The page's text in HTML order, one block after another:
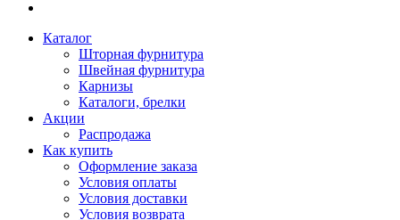
Каталог
Шторная фурнитура
Швейная фурнитура
Карнизы
Каталоги, брелки
Акции
Распродажа
Как купить
Оформление заказа
Условия оплаты
Условия доставки
Условия возврата